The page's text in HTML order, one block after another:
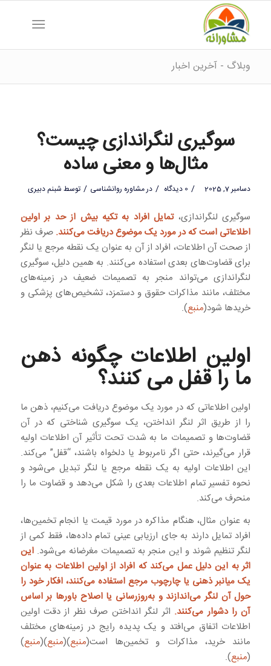
وبلاگ - آخرین اخبار
سوگیری لنگراندازی چیست؟
مثال‌ها و معنی ساده
دسامبر 7, 2025 / 0 دیدگاه / درمشاوره روانشناسی / توسط شبنم دبیری
سوگیری لنگراندازی،تمایل افراد به تکیه بیش از حد بر اولین
اطلاعاتی است که در مورد یک موضوع دریافت می‌کنند. صرف نظر
از صحت آن اطلاعات، افراد از آن به عنوان یک نقطه مرجع یا لنگر
برای قضاوت‌های بعدی استفاده می‌کنند. به همین دلیل، سوگیری
لنگراندازی می‌تواند منجر به تصمیمات ضعیف در زمینه‌های
مختلف، مانند مذاکرات حقوق و دستمزد، تشخیص‌های پزشکی و
خریدها شود(منبع).
اولین اطلاعات چگونه ذهن
ما را قفل می کنند؟
اولین اطلاعاتی که در مورد یک موضوع دریافت می‌کنیم، ذهن ما
را از طریق اثر لنگر انداختن، یک سوگیری شناختی که در آن
قضاوت‌ها و تصمیمات ما به شدت تحت تأثیر آن اطلاعات اولیه
قرار می‌گیرند، حتی اگر نامربوط یا دلخواه باشند، “قفل” می‌کند.
این اطلاعات اولیه به یک نقطه مرجع یا لنگر تبدیل می‌شود و
نحوه تفسیر تمام اطلاعات بعدی را شکل می‌دهد و قضاوت ما را
منحرف می‌کند.
به عنوان مثال، هنگام مذاکره در مورد قیمت یا انجام تخمین‌ها،
افراد تمایل دارند به جای ارزیابی عینی تمام داده‌ها، فقط کمی از
لنگر تنظیم شوند و این منجر به تصمیمات مغرضانه می‌شود.این
اثر به این دلیل عمل می‌کند که افراد از اولین اطلاعات به عنوان
یک میانبر ذهنی یا چارچوب مرجع استفاده می‌کنند، افکار خود را
حول آن لنگر می‌اندازند و به‌روزرسانی یا اصلاح باورها بر اساس
آن را دشوار می‌کنند. اثر لنگر انداختن صرف نظر از دقت اولین
اطلاعات اتفاق می‌افتد و یک پدیده رایج در زمینه‌های مختلف
مانند خرید، مذاکرات و تخمین‌ها است(منبع)(منبع)(منبع)
(منبع).